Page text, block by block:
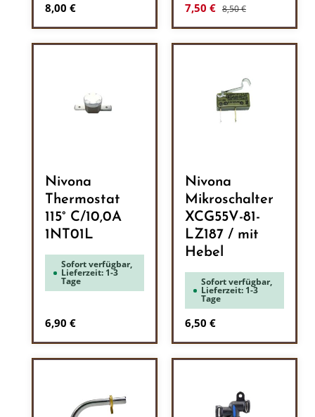
Regulärer Preis:
8,00 € Verkaufspreis:
7,50 € Regulärer Preis:
8,50 €
Nivona
Thermostat
115° C/10,0A
1NT01L
Sofort verfügbar,
Lieferzeit: 1-3
Tage
Regulärer Preis:
6,90 €
Nivona
Mikroschalter
XCG55V-81-
LZ187 / mit
Hebel
Sofort verfügbar,
Lieferzeit: 1-3
Tage
Regulärer Preis:
6,50 €